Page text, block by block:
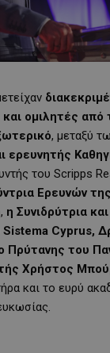
ομιλητές από
, μεταξύ
ερευνητής
του Scripps
Ερευνών
, η Συνιδρύτρια
Sistema Cyprus,
Πρύτανης του
Χρήστος
και το ευρύ